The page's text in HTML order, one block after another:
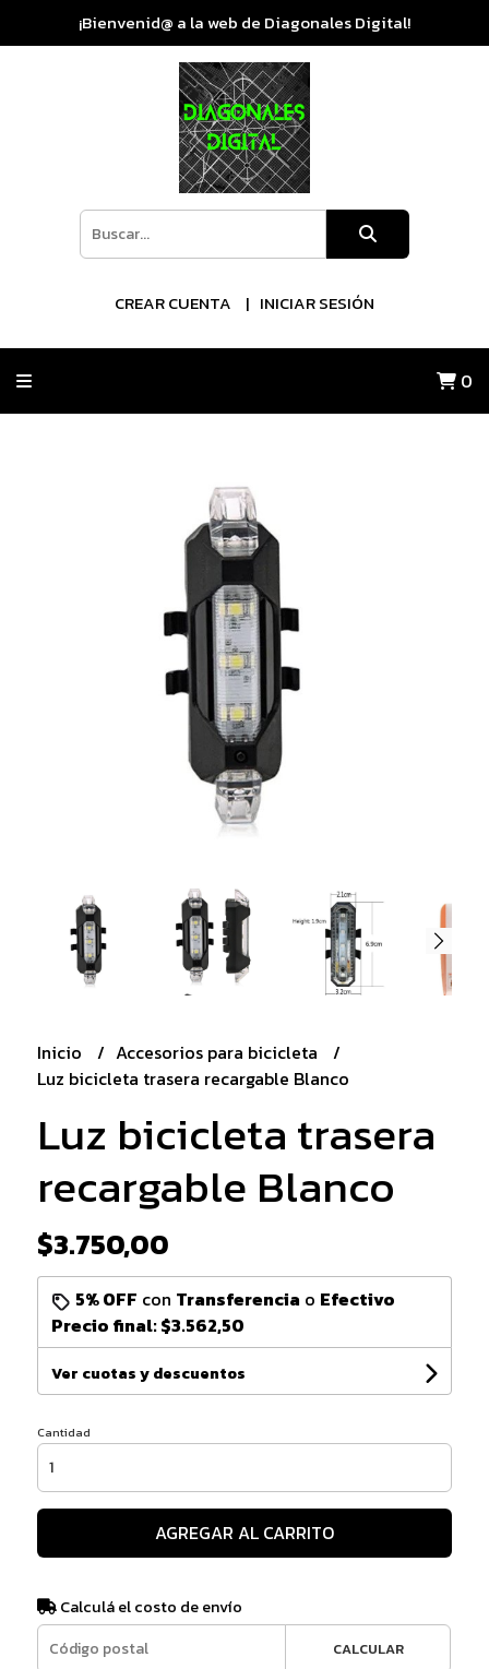
¡Bienvenid@ a la web de Diagonales Digital!
CREAR CUENTA INICIAR SESIÓN
0
Inicio
Accesorios para bicicleta
Luz bicicleta trasera recargable Blanco
Luz bicicleta trasera
recargable Blanco
$3.750,00
5% OFF con Transferencia o Efectivo
Precio final:$3.562,50
Ver cuotas y descuentos
Cantidad
AGREGAR AL CARRITO
Calculá el costo de envío
CALCULAR